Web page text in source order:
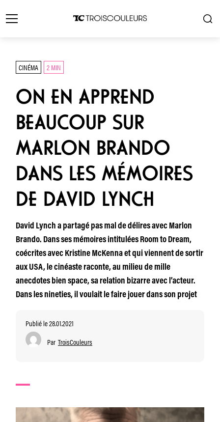
CINÉMA 2 MIN
ON EN APPREND
BEAUCOUP SUR
MARLON BRANDO
DANS LES MÉMOIRES
DE DAVID LYNCH
David Lynch a partagé pas mal de délires avec Marlon
Brando. Dans ses mémoires intitulées Room to Dream,
coécrites avec Kristine McKenna et qui viennent de sortir
aux USA, le cinéaste raconte, au milieu de mille
anecdotes bien space, sa relation bizarre avec l’acteur.
Dans les nineties, il voulait le faire jouer dans son projet
Publié le 28.01.2021
Par TroisCouleurs